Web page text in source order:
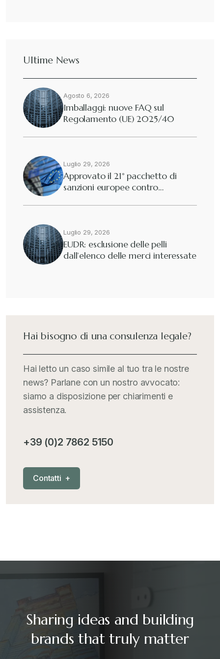
Ultime News
Agosto 6, 2026
Imballaggi: nuove FAQ sul
Regolamento (UE) 2025/40
Luglio 29, 2026
Approvato il 21° pacchetto di
sanzioni europee contro…
Luglio 29, 2026
EUDR: esclusione delle pelli
dall’elenco delle merci interessate
Hai bisogno di una consulenza legale?
Hai letto un caso simile al tuo tra le nostre
news? Parlane con un nostro avvocato:
siamo a disposizione per chiarimenti e
assistenza.
+39 (0)2 7862 5150
Contatti +
Sharing ideas and building
brands that truly matter